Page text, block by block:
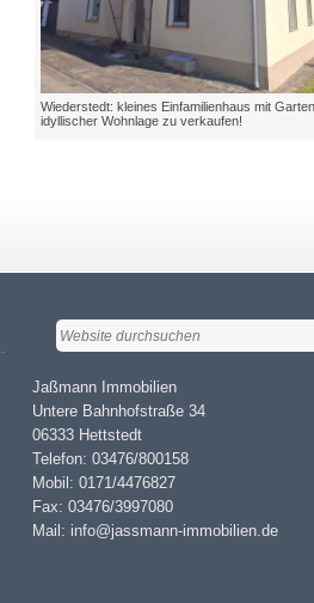
Wiederstedt: kleines Einfamilienhaus mit Garten in
idyllischer Wohnlage zu verkaufen!
Jaßmann Immobilien
Untere Bahnhofstraße 34
06333 Hettstedt
Telefon: 03476/800158
Mobil: 0171/4476827
Fax: 03476/3997080
Mail: info@jassmann-immobilien.de